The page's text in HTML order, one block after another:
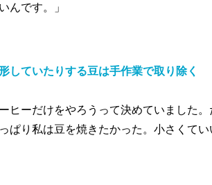
んです。」
していたりする豆は手作業で取り除く
ヒーだけをやろうって決めていました
ぱり私は豆を焼きたかった。小さくて